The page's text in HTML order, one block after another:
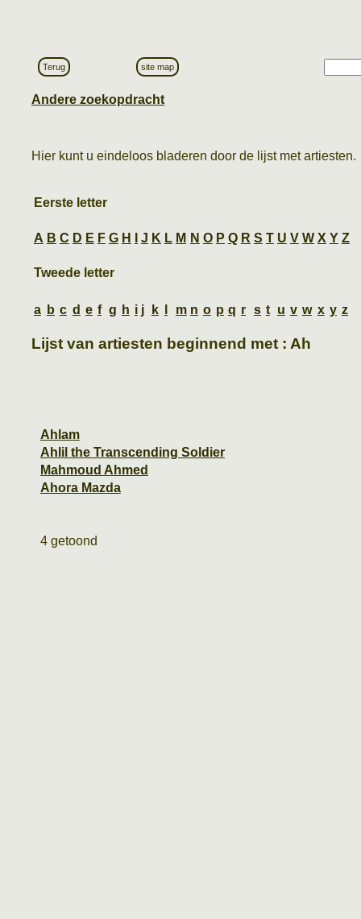
Terug site map
Andere zoekopdracht
Hier kunt u eindeloos bladeren door de lijst met artiesten.
Eerste letter
A B C D E F G H J K L M N O P Q R S T U V W X Y Z
Tweede letter
a b c d e f g h i j k m n o p q r s t u v w x y z
Lijst van artiesten beginnend met : Ah
Ahlam
Ahlil the Transcending Soldier
Mahmoud Ahmed
Ahora Mazda
4 getoond